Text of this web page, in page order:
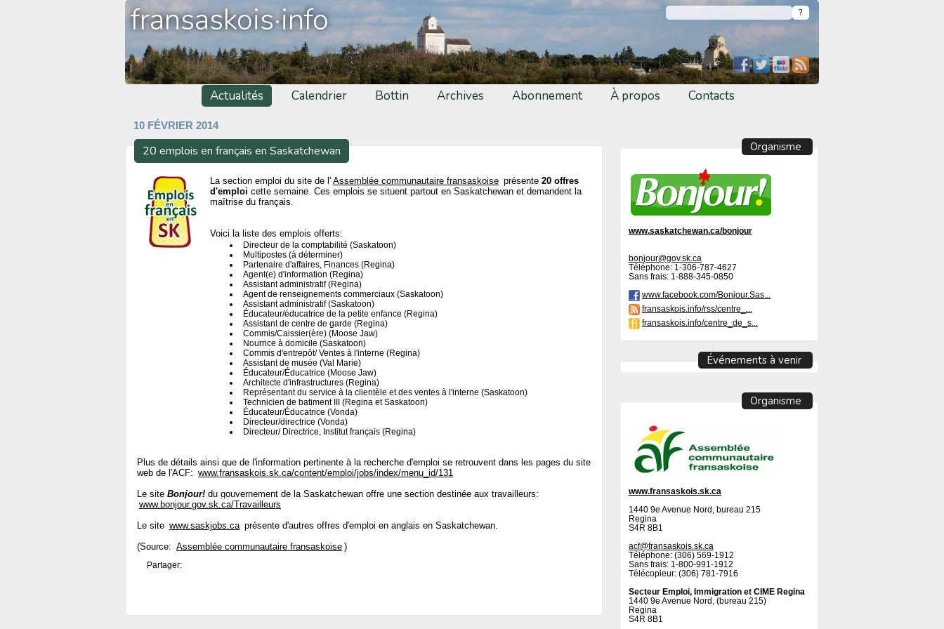
fransaskois·info
Actualités Calendrier Bottin Archives Abonnement À propos Contacts
10 FÉVRIER 2014
20 emplois en français en Saskatchewan
La section emploi du site de l' Assemblée communautaire fransaskoise présente 20 offres
d'emploi cette semaine. Ces emplois se situent partout en Saskatchewan et demandent la
maîtrise du français.
Voici la liste des emplois offerts:
Directeur de la comptabilité (Saskatoon)
Multipostes (à déterminer)
Partenaire d'affaires, Finances (Regina)
Agent(e) d'information (Regina)
Assistant administratif (Regina)
Agent de renseignements commerciaux (Saskatoon)
Assistant administratif (Saskatoon)
Éducateur/éducatrice de la petite enfance (Regina)
Assistant de centre de garde (Regina)
Commis/Caissier(ère) (Moose Jaw)
Nourrice à domicile (Saskatoon)
Commis d'entrepôt/ Ventes à l'interne (Regina)
Assistant de musée (Val Marie)
Éducateur/Éducatrice (Moose Jaw)
Architecte d'infrastructures (Regina)
Représentant du service à la clientèle et des ventes à l'interne (Saskatoon)
Technicien de batiment III (Regina et Saskatoon)
Éducateur/Éducatrice (Vonda)
Directeur/directrice (Vonda)
Directeur/ Directrice, Institut français (Regina)
Plus de détails ainsi que de l'information pertinente à la recherche d'emploi se retrouvent dans les pages du site
web de l'ACF: www.fransaskois.sk.ca/content/emploi/jobs/index/menu_id/131
Le site Bonjour! du gouvernement de la Saskatchewan offre une section destinée aux travailleurs:
www.bonjour.gov.sk.ca/Travailleurs
Le site www.saskjobs.ca présente d'autres offres d'emploi en anglais en Saskatchewan.
(Source: Assemblée communautaire fransaskoise )
Partager:
Organisme
www.saskatchewan.ca/bonjour
bonjour@gov.sk.ca
Téléphone: 1-306-787-4627
Sans frais: 1-888-345-0850
www.facebook.com/Bonjour.Sas...
fransaskois.info/rss/centre_...
fransaskois.info/centre_de_s...
Événements à venir
Organisme
www.fransaskois.sk.ca
1440 9e Avenue Nord, bureau 215
Regina
S4R 8B1
acf@fransaskois.sk.ca
Téléphone: (306) 569-1912
Sans frais: 1-800-991-1912
Télécopieur: (306) 781-7916
Secteur Emploi, Immigration et CIME Regina
1440 9e Avenue Nord, (bureau 215)
Regina
S4R 8B1